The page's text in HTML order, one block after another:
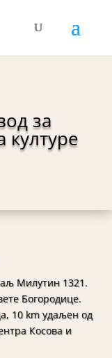
за
културе
Милутин 1321.
Богородице.
10 km удаљен од
Косова и